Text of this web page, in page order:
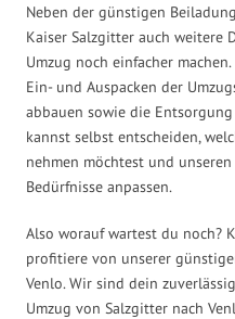
Neben der günstigen
Kaiser Salzgitter auch weitere
Umzug noch einfacher
Ein- und Auspacken der
abbauen sowie die
kannst selbst entscheiden,
nehmen möchtest und
Bedürfnisse anpassen.
Also worauf wartest du noch?
profitiere von unserer
Venlo. Wir sind dein
Umzug von Salzgitter nach